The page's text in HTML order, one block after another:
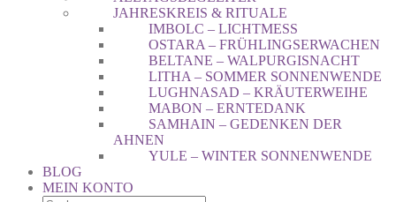
JAHRESKREIS & RITUALE
IMBOLC – LICHTMESS
OSTARA – FRÜHLINGSERWACHEN
BELTANE – WALPURGISNACHT
LITHA – SOMMER SONNENWENDE
LUGHNASAD – KRÄUTERWEIHE
MABON – ERNTEDANK
SAMHAIN – GEDENKEN DER
AHNEN
YULE – WINTER SONNENWENDE
BLOG
MEIN KONTO